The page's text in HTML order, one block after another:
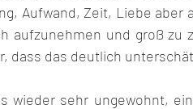
Aufwand, Zeit, Liebe aber
aufzunehmen und groß zu
dass das deutlich
sehr ungewohnt,